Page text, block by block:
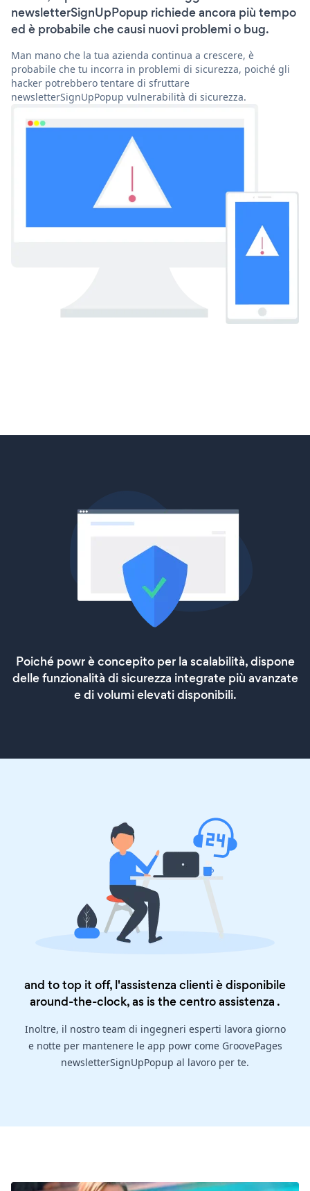
newsletterSignUpPopup richiede ancora più tempo
ed è probabile che causi nuovi problemi o bug.
Man mano che la tua azienda continua a crescere, è
probabile che tu incorra in problemi di sicurezza, poiché gli
hacker potrebbero tentare di sfruttare
newsletterSignUpPopup vulnerabilità di sicurezza.
Poiché powr è concepito per la scalabilità, dispone
delle funzionalità di sicurezza integrate più avanzate
e di volumi elevati disponibili.
and to top it off, l'assistenza clienti è disponibile
around-the-clock, as is thecentro assistenza .
Inoltre, il nostro team di ingegneri esperti lavora giorno
e notte per mantenere le app powr come GroovePages
newsletterSignUpPopup al lavoro per te.